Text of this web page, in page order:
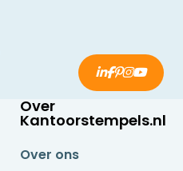
Over
Kantoorstempels.nl
Over ons